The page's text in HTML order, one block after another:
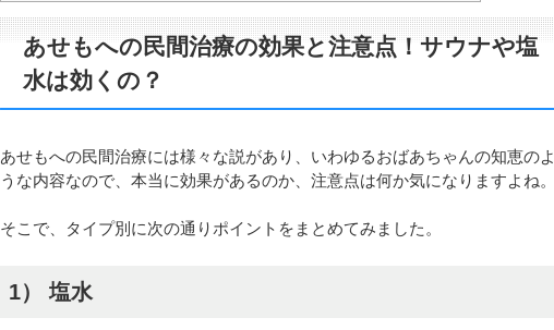
あせもへの民間治療の効果と注意点！サウナや塩
水は効くの？
あせもへの民間治療には様々な説があり、いわゆるおばあちゃんの知恵のよ
うな内容なので、本当に効果があるのか、注意点は何か気になりますよね。
そこで、タイプ別に次の通りポイントをまとめてみました。
1） 塩水